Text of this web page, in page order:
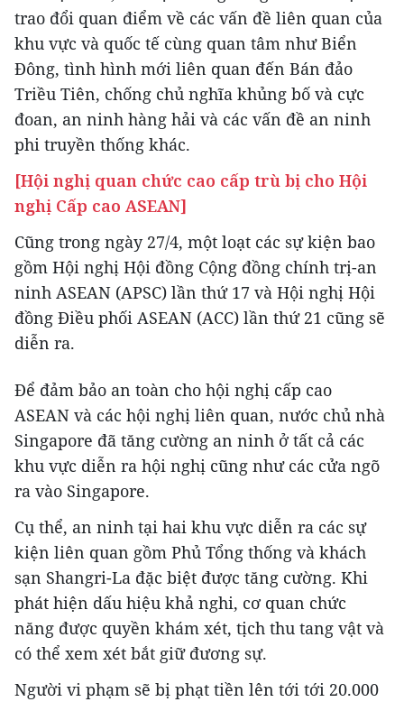
trao đổi quan điểm về các vấn đề liên quan của
khu vực và quốc tế cùng quan tâm như Biển
Đông, tình hình mới liên quan đến Bán đảo
Triều Tiên, chống chủ nghĩa khủng bố và cực
đoan, an ninh hàng hải và các vấn đề an ninh
phi truyền thống khác.
[Hội nghị quan chức cao cấp trù bị cho Hội
nghị Cấp cao ASEAN]
Cũng trong ngày 27/4, một loạt các sự kiện bao
gồm Hội nghị Hội đồng Cộng đồng chính trị-an
ninh ASEAN (APSC) lần thứ 17 và Hội nghị Hội
đồng Điều phối ASEAN (ACC) lần thứ 21 cũng sẽ
diễn ra.
Để đảm bảo an toàn cho hội nghị cấp cao
ASEAN và các hội nghị liên quan, nước chủ nhà
Singapore đã tăng cường an ninh ở tất cả các
khu vực diễn ra hội nghị cũng như các cửa ngõ
ra vào Singapore.
Cụ thể, an ninh tại hai khu vực diễn ra các sự
kiện liên quan gồm Phủ Tổng thống và khách
sạn Shangri-La đặc biệt được tăng cường. Khi
phát hiện dấu hiệu khả nghi, cơ quan chức
năng được quyền khám xét, tịch thu tang vật và
có thể xem xét bắt giữ đương sự.
Người vi phạm sẽ bị phạt tiền lên tới tới 20.000